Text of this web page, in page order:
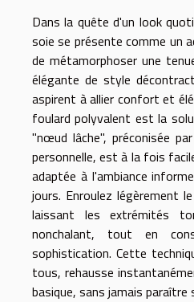
Dans la quête d'un look
soie se présente comme un
de métamorphoser une
élégante de style
aspirent à allier confort et
foulard polyvalent est la
"nœud lâche", préconisée
personnelle, est à la fois
adaptée à l'ambiance
jours. Enroulez légèrement
laissant les extrémités
nonchalant, tout en
sophistication. Cette
tous, rehausse
basique, sans jamais paraître